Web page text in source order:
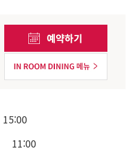
15:00
11:00